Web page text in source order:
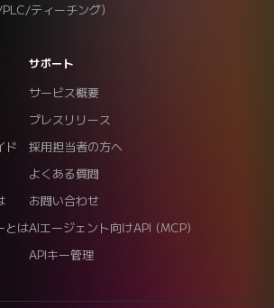
ティーチング）
ド
とは
サポート
サービス概要
プレスリリース
採用担当者の方へ
よくある質問
お問い合わせ
AIエージェント向けAPI (MCP)
APIキー管理